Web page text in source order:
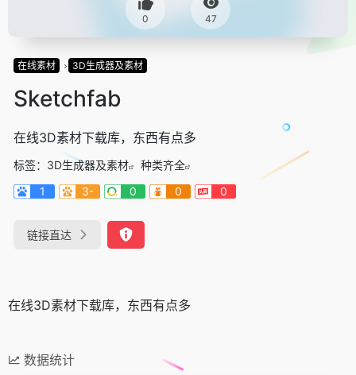
0 47
在线素材 3D生成器及素材
Sketchfab
在线3D素材下载库，东西有点多
标签： 3D生成器及素材
种类齐全
1
3- 0 0 0
链接直达
在线3D素材下载库，东西有点多
数据统计